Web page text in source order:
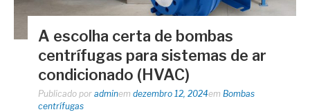
A escolha certa de bombas
centrífugas para sistemas de ar
condicionado (HVAC)
Publicado por adminem dezembro 12, 2024em Bombas
centrífugas